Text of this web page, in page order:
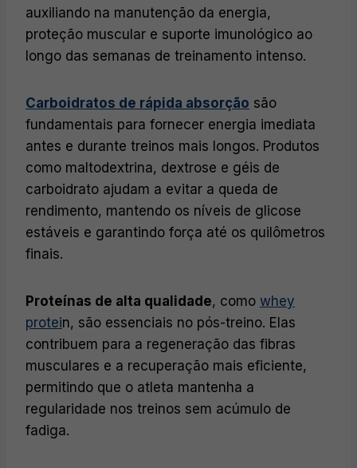
auxiliando na manutenção da energia,
proteção muscular e suporte imunológico ao
longo das semanas de treinamento intenso.
Carboidratos de rápida absorção são
fundamentais para fornecer energia imediata
antes e durante treinos mais longos. Produtos
como maltodextrina, dextrose e géis de
carboidrato ajudam a evitar a queda de
rendimento, mantendo os níveis de glicose
estáveis e garantindo força até os quilômetros
finais.
Proteínas de alta qualidade, como whey
protein, são essenciais no pós-treino. Elas
contribuem para a regeneração das fibras
musculares e a recuperação mais eficiente,
permitindo que o atleta mantenha a
regularidade nos treinos sem acúmulo de
fadiga.